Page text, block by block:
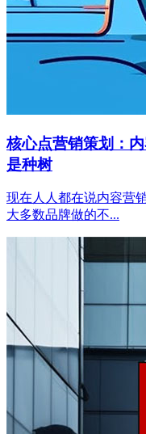
核心点营销策划：
是种树
现在人人都在说内容营
大多数品牌做的不...